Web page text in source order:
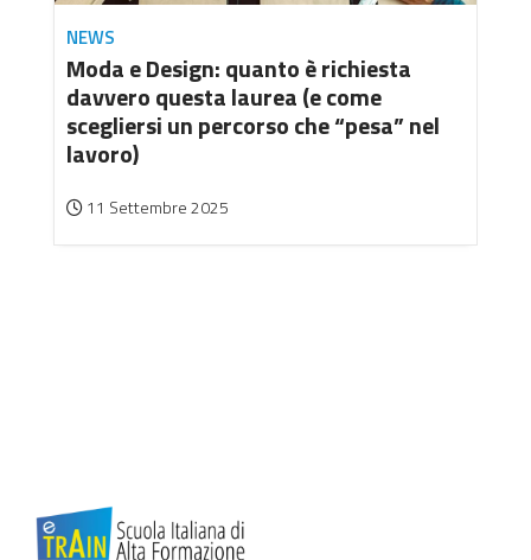
NEWS
Moda e Design: quanto è richiesta
davvero questa laurea (e come
scegliersi un percorso che “pesa” nel
lavoro)
11 Settembre 2025